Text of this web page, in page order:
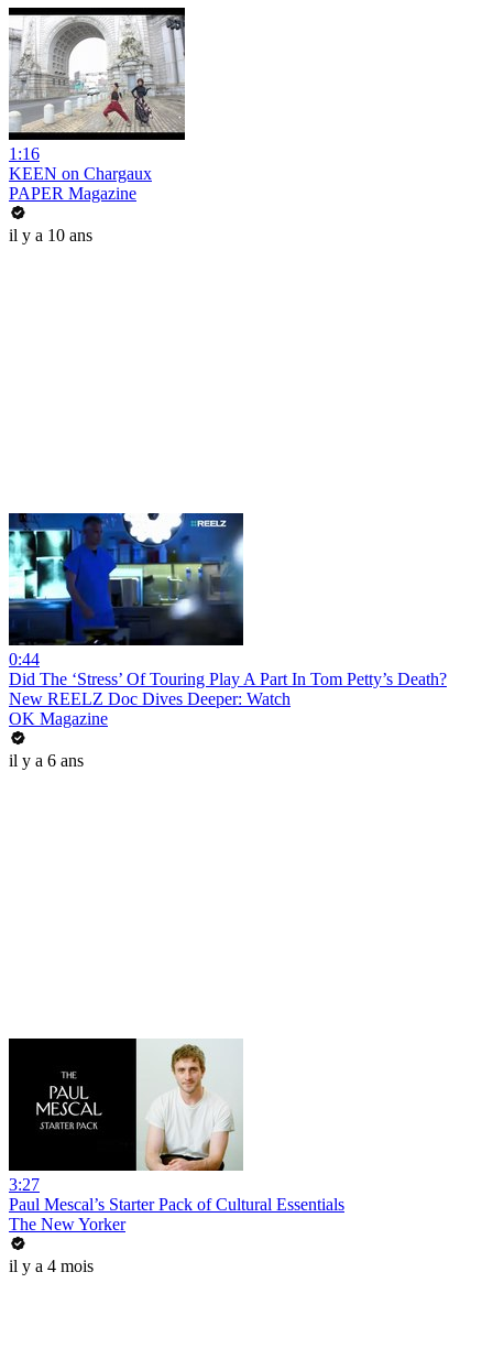
1:16
KEEN on Chargaux
PAPER Magazine
il y a 10 ans
0:44
Did The ‘Stress’ Of Touring Play A Part In Tom Petty’s Death?
New REELZ Doc Dives Deeper: Watch
OK Magazine
il y a 6 ans
3:27
Paul Mescal’s Starter Pack of Cultural Essentials
The New Yorker
il y a 4 mois